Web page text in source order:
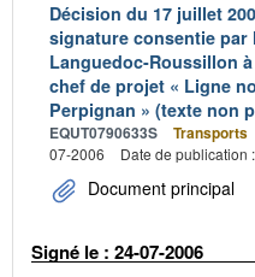
Décision du 17 juillet
signature consentie
Languedoc-Roussillon
chef de projet « Ligne
Perpignan » (texte non
EQUT0790633S Transports
07-2006
Date de publication
Document principal
Signé le : 24-07-2006